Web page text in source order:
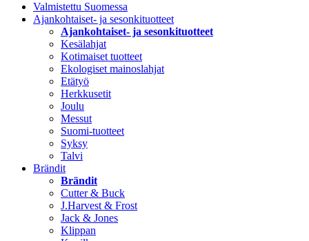
Valmistettu Suomessa
Ajankohtaiset- ja sesonkituotteet
Ajankohtaiset- ja sesonkituotteet
Kesälahjat
Kotimaiset tuotteet
Ekologiset mainoslahjat
Etätyö
Herkkusetit
Joulu
Messut
Suomi-tuotteet
Syksy
Talvi
Brändit
Brändit
Cutter & Buck
J.Harvest & Frost
Jack & Jones
Klippan